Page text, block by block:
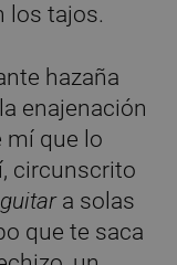
los tajos.
hazaña
enajenación
mí que lo
circunscrito
a solas
que te saca